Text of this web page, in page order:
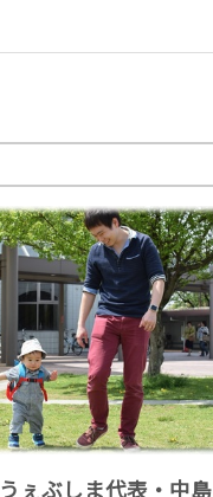
うぇぶしま代表・中島